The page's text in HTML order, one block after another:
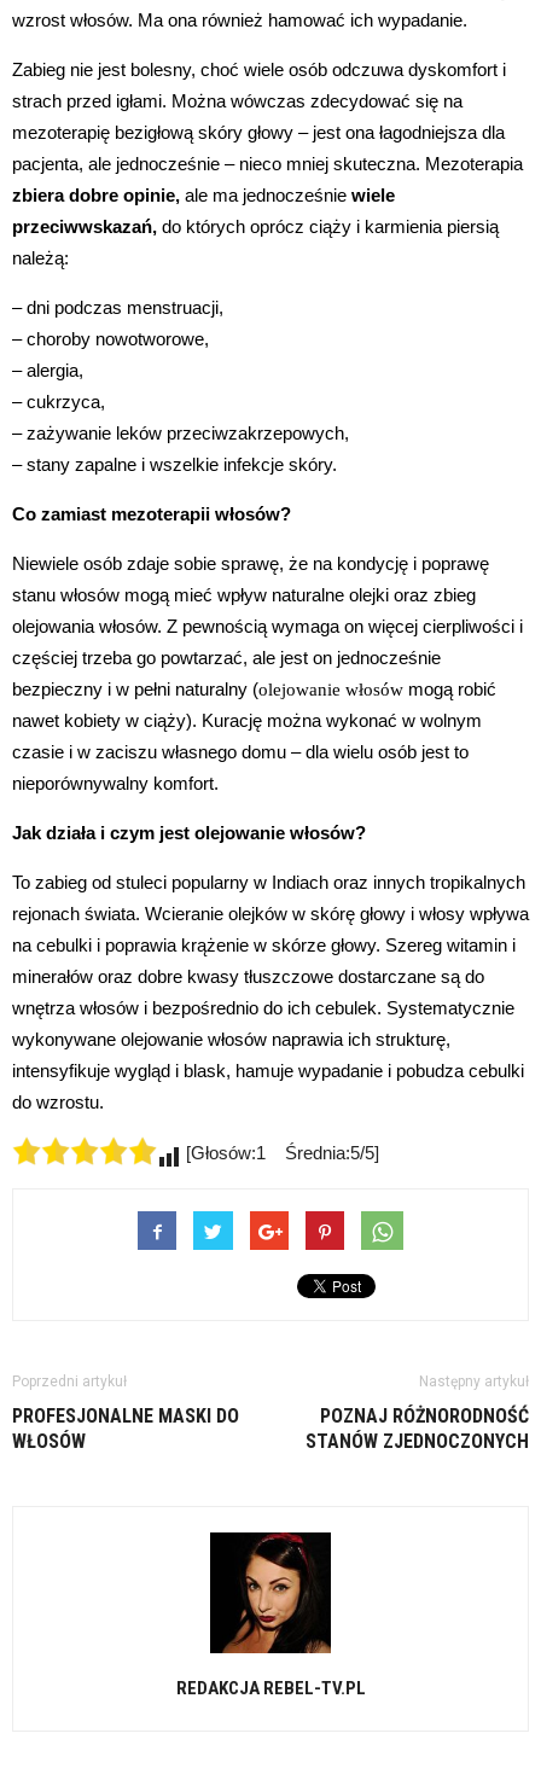
wzrost włosów. Ma ona również hamować ich wypadanie.
Zabieg nie jest bolesny, choć wiele osób odczuwa dyskomfort i
strach przed igłami. Można wówczas zdecydować się na
mezoterapię bezigłową skóry głowy – jest ona łagodniejsza dla
pacjenta, ale jednocześnie – nieco mniej skuteczna. Mezoterapia
zbiera dobre opinie, ale ma jednocześnie wiele
przeciwwskazań, do których oprócz ciąży i karmienia piersią
należą:
– dni podczas menstruacji,
– choroby nowotworowe,
– alergia,
– cukrzyca,
– zażywanie leków przeciwzakrzepowych,
– stany zapalne i wszelkie infekcje skóry.
Co zamiast mezoterapii włosów?
Niewiele osób zdaje sobie sprawę, że na kondycję i poprawę
stanu włosów mogą mieć wpływ naturalne olejki oraz zbieg
olejowania włosów. Z pewnością wymaga on więcej cierpliwości i
częściej trzeba go powtarzać, ale jest on jednocześnie
bezpieczny i w pełni naturalny (olejowanie włosów mogą robić
nawet kobiety w ciąży). Kurację można wykonać w wolnym
czasie i w zaciszu własnego domu – dla wielu osób jest to
nieporównywalny komfort.
Jak działa i czym jest olejowanie włosów?
To zabieg od stuleci popularny w Indiach oraz innych tropikalnych
rejonach świata. Wcieranie olejków w skórę głowy i włosy wpływa
na cebulki i poprawia krążenie w skórze głowy. Szereg witamin i
minerałów oraz dobre kwasy tłuszczowe dostarczane są do
wnętrza włosów i bezpośrednio do ich cebulek. Systematycznie
wykonywane olejowanie włosów naprawia ich strukturę,
intensyfikuje wygląd i blask, hamuje wypadanie i pobudza cebulki
do wzrostu.
[Głosów:1 Średnia:5/5]
Poprzedni artykuł
PROFESJONALNE MASKI DO
WŁOSÓW
Następny artykuł
POZNAJ RÓŻNORODNOŚĆ
STANÓW ZJEDNOCZONYCH
REDAKCJA REBEL-TV.PL